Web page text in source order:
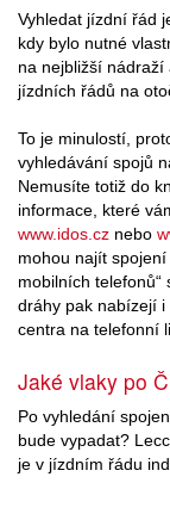
Vyhledat jízdní řád
kdy bylo nutné
na nejbližší
jízdních řádů na
To je minulostí,
vyhledávání spojů
Nemusíte totiž do
informace, které
www.idos.cz nebo
mohou najít
mobilních
dráhy pak nabízejí
centra na telefonní
Jaké vlaky po
Po vyhledání
bude vypadat?
je v jízdním řádu